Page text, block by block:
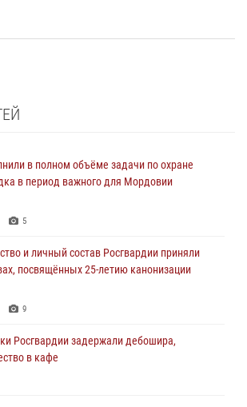
в полном объёме задачи по охране
в период важного для Мордовии
5
и личный состав Росгвардии приняли
посвящённых 25-летию канонизации
9
Росгвардии задержали дебошира,
в кафе